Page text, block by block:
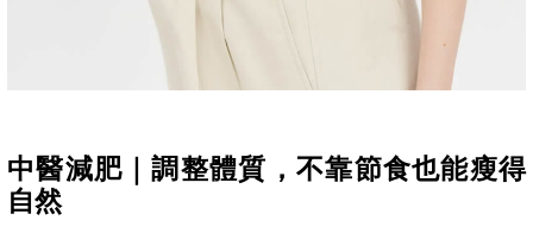
中醫減肥｜調整體質，不靠節食也能瘦得
自然